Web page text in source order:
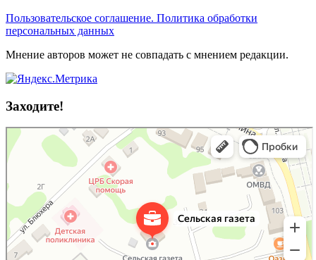
Пользовательское соглашение. Политика обработки
персональных данных
Мнение авторов может не совпадать с мнением редакции.
Заходите!